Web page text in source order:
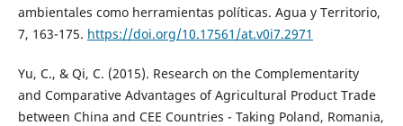
ambientales como herramientas políticas. Agua y Territorio,
7, 163-175. https://doi.org/10.17561/at.v0i7.2971
Yu, C., & Qi, C. (2015). Research on the Complementarity
and Comparative Advantages of Agricultural Product Trade
between China and CEE Countries - Taking Poland, Romania,